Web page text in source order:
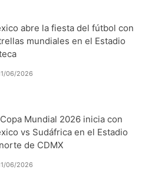
abre la fiesta del fútbol con
mundiales en el Estadio
06/2026
Mundial 2026 inicia con
vs Sudáfrica en el Estadio
de CDMX
06/2026